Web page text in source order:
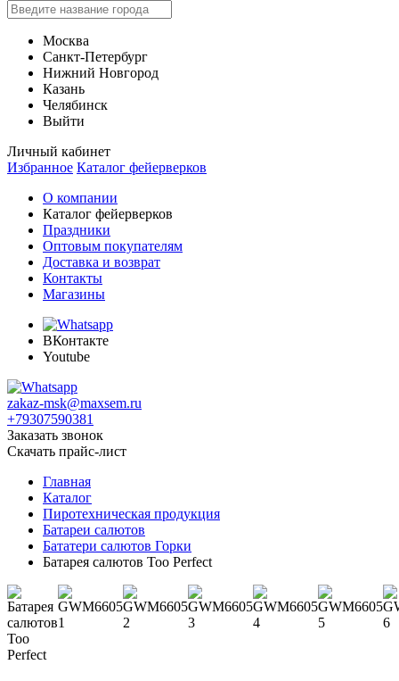
Москва
Санкт-Петербург
Нижний Новгород
Казань
Челябинск
Выйти
Личный кабинет
Избранное Каталог фейерверков
О компании
Каталог фейерверков
Праздники
Оптовым покупателям
Доставка и возврат
Контакты
Магазины
ВКонтакте
Youtube
zakaz-msk@maxsem.ru
+79307590381
Заказать звонок
Скачать прайс-лист
Главная
Каталог
Пиротехническая продукция
Батареи салютов
Бататери салютов Горки
Батарея салютов Too Perfect